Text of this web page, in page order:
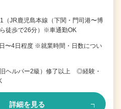
（JR鹿児島本線（下関・門司港〜博
徒歩で26分）※車通勤OK
〜4日程度 ※就業時間・日数につい
ヘルパー2級）修了以上 ◎経験・
詳細を見る